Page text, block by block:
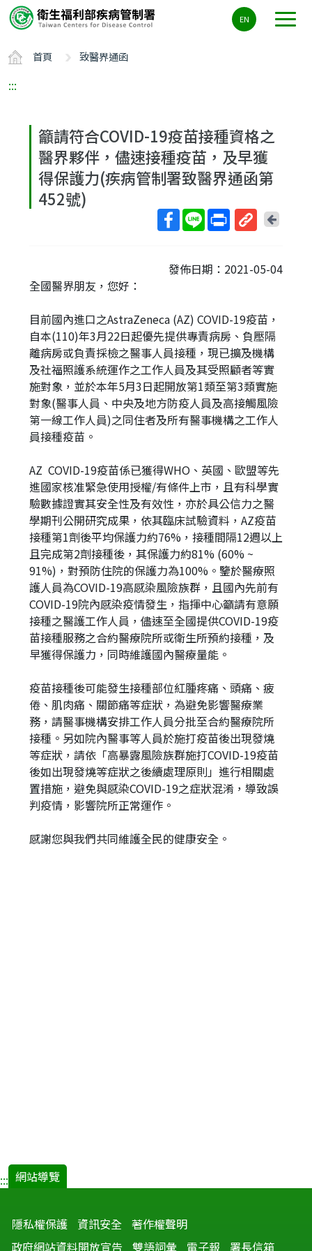
要
容
ALT+C
EN
首頁 致醫界通函
:::
籲請符合COVID-19疫苗接種資格之
醫界夥伴，儘速接種疫苗，及早獲
得保護力(疾病管制署致醫界通函第
452號)
短
回
頁
發佈日期：2021-05-04
全國醫界朋友，您好：
目前國內進口之AstraZeneca (AZ) COVID-19疫苗，
自本(110)年3月22日起優先提供專責病房、負壓隔
離病房或負責採檢之醫事人員接種，現已擴及機構
及社福照護系統運作之工作人員及其受照顧者等實
施對象，並於本年5月3日起開放第1類至第3類實施
對象(醫事人員、中央及地方防疫人員及高接觸風險
第一線工作人員)之同住者及所有醫事機構之工作人
員接種疫苗。
AZ COVID-19疫苗係已獲得WHO、英國、歐盟等先
進國家核准緊急使用授權/有條件上市，且有科學實
驗數據證實其安全性及有效性，亦於具公信力之醫
學期刊公開研究成果，依其臨床試驗資料，AZ疫苗
接種第1劑後平均保護力約76%，接種間隔12週以上
且完成第2劑接種後，其保護力約81% (60% ~
91%)，對預防住院的保護力為100%。鑒於醫療照
護人員為COVID-19高感染風險族群，且國內先前有
COVID-19院內感染疫情發生，指揮中心籲請有意願
接種之醫護工作人員，儘速至全國提供COVID-19疫
苗接種服務之合約醫療院所或衛生所預約接種，及
早獲得保護力，同時維護國內醫療量能。
疫苗接種後可能發生接種部位紅腫疼痛、頭痛、疲
倦、肌肉痛、關節痛等症狀，為避免影響醫療業
務，請醫事機構安排工作人員分批至合約醫療院所
接種。另如院內醫事等人員於施打疫苗後出現發燒
等症狀，請依「高暴露風險族群施打COVID-19疫苗
後如出現發燒等症狀之後續處理原則」進行相關處
置措施，避免與感染COVID-19之症狀混淆，導致誤
判疫情，影響院所正常運作。
感謝您與我們共同維護全民的健康安全。
::: 網站導覽
隱私權保護 資訊安全 著作權聲明
政府網站資料開放宣告
雙語詞彙 電子報 署長信箱